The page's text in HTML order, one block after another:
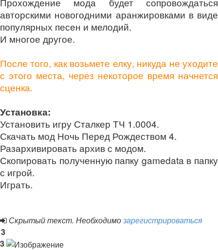
авторскими новогодними аранжировками в виде
популярных песен и мелодий.
И многое другое.
После того, как возьмете елку, никуда не уходите
с этого места, через некоторое время начнется
сценка.
Установка:
Установить игру Сталкер ТЧ 1.0004.
Скачать мод Ночь Перед Рождеством 4.
Разархивировать архив с модом.
Скопировать полученную папку gamedata в папку
с игрой.
Играть.
Скрытый текст. Необходимозарегистрироваться
3
3